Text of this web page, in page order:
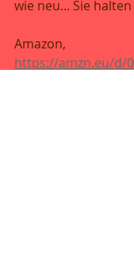
wie neu... Sie halten
Amazon,
https://amzn.eu/d/